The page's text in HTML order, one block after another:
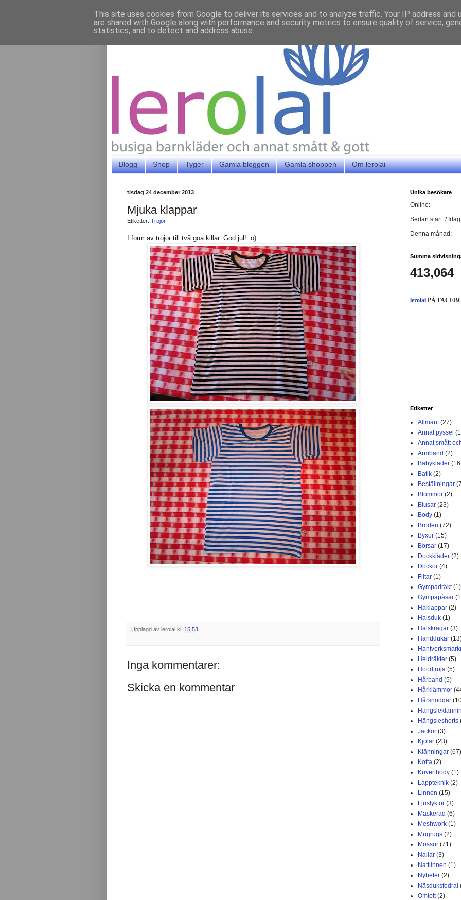
Blogg Shop Tyger Gamla bloggen Gamla shoppen Om lerolai
tisdag 24 december 2013
Mjuka klappar
Etiketter: Tröjor
I form av tröjor till två goa killar. God jul! :o)
Upplagd av lerolai kl. 15:53
Inga kommentarer:
Skicka en kommentar
Unika besökare
Online:
Sedan start: /
Denna månad:
Summa
413,064
lerolai PÅ
Etiketter
Allmänt (27)
Annat pyssel
Annat smått
Armband (2)
Babykläder
Batik (2)
Beställningar
Blommor (2)
Blusar (23)
Body (1)
Broderi (72)
Byxor (15)
Börsar (17)
Dockkläder (2)
Dockor (4)
Filtar (1)
Gympadräkt (1)
Gympapåsar
Haklappar (2)
Halsduk (1)
Halskragar (3)
Handdukar
Heldräkter (5)
Hoodtröja (5)
Hårband (5)
Hårklämmor
Hårsnoddar
Hängsleshorts
Jackor (3)
Kjolar (23)
Klänningar (67)
Kofta (2)
Kuvertbody (1)
Lappteknik (2)
Linnen (15)
Ljuslyktor (3)
Maskerad (6)
Meshwork (1)
Mugrugs (2)
Mössor (71)
Nallar (3)
Nattlinnen (1)
Nyheter (2)
Näsduksfodral
Omlott (2)
This site uses cookies from Google to deliver its services and to analyze traffic. Your IP address and
are shared with Google along with performance and security metrics to ensure quality of service,
statistics, and to detect and address abuse.